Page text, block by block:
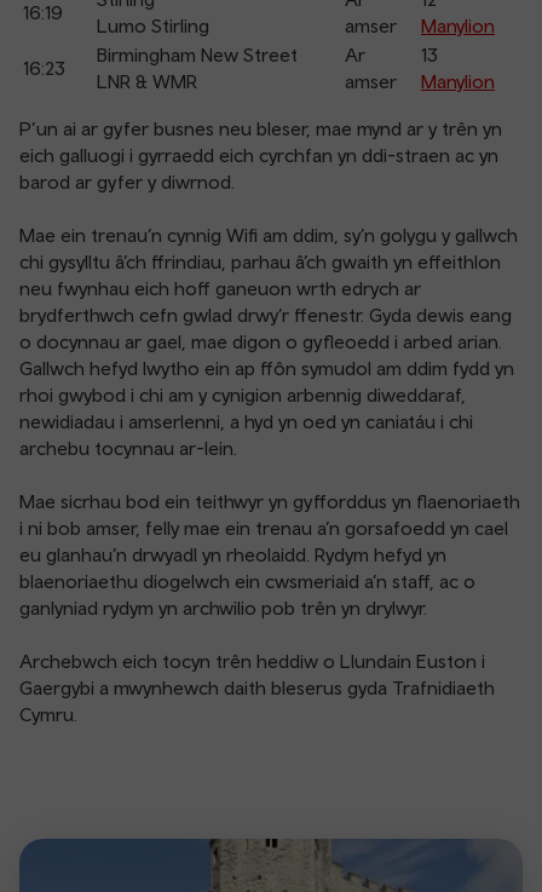
16:19
Lumo Stirling
amser
Manylion
16:23
Birmingham New Street
LNR & WMR
Ar
amser
13
Manylion
P’un ai ar gyfer busnes neu bleser, mae mynd ar y trên yn
eich galluogi i gyrraedd eich cyrchfan yn ddi-straen ac yn
barod ar gyfer y diwrnod.
Mae ein trenau’n cynnig Wifi am ddim, sy’n golygu y gallwch
chi gysylltu â’ch ffrindiau, parhau â’ch gwaith yn effeithlon
neu fwynhau eich hoff ganeuon wrth edrych ar
brydferthwch cefn gwlad drwy’r ffenestr. Gyda dewis eang
o docynnau ar gael, mae digon o gyfleoedd i arbed arian.
Gallwch hefyd lwytho ein ap ffôn symudol am ddim fydd yn
rhoi gwybod i chi am y cynigion arbennig diweddaraf,
newidiadau i amserlenni, a hyd yn oed yn caniatáu i chi
archebu tocynnau ar-lein.
Mae sicrhau bod ein teithwyr yn gyfforddus yn flaenoriaeth
i ni bob amser, felly mae ein trenau a’n gorsafoedd yn cael
eu glanhau’n drwyadl yn rheolaidd. Rydym hefyd yn
blaenoriaethu diogelwch ein cwsmeriaid a’n staff, ac o
ganlyniad rydym yn archwilio pob trên yn drylwyr.
Archebwch eich tocyn trên heddiw o Llundain Euston i
Gaergybi a mwynhewch daith bleserus gyda Trafnidiaeth
Cymru.